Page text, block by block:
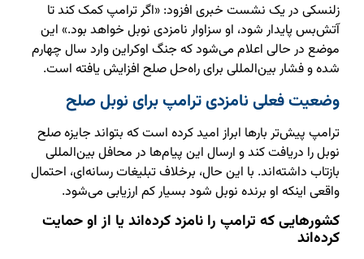
زلنسکی در یک نشست خبری افزود: «اگر ترامپ کمک کند تا
آتش‌بس پایدار شود، او سزاوار نامزدی نوبل خواهد بود.» این
موضع در حالی اعلام می‌شود که جنگ اوکراین وارد سال چهارم
شده و فشار بین‌المللی برای راه‌حل صلح افزایش یافته است.
وضعیت فعلی نامزدی ترامپ برای نوبل صلح
ترامپ پیش‌تر بارها ابراز امید کرده است که بتواند جایزه صلح
نوبل را دریافت کند و ارسال این پیام‌ها در محافل بین‌المللی
بازتاب داشته‌اند. با این حال، برخلاف تبلیغات رسانه‌ای، احتمال
واقعی اینکه او برنده نوبل شود بسیار کم ارزیابی می‌شود.
کشورهایی که ترامپ را نامزد کرده‌اند یا از او حمایت
کرده‌اند